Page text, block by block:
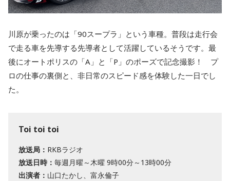
川原が乗ったのは「90スープラ」という車種。普段は走行会
で走る車を先導する先導者として活躍しているそうです。最
後にオートポリスの「A」と「P」のポーズで記念撮影！ プ
ロの仕事の裏側と、非日常のスピード感を体験した一日でし
た。
Toi toi toi
放送局： RKBラジオ
放送日時： 毎週月曜～木曜 9時00分～13時00分
出演者： 山口たかし、富永倫子